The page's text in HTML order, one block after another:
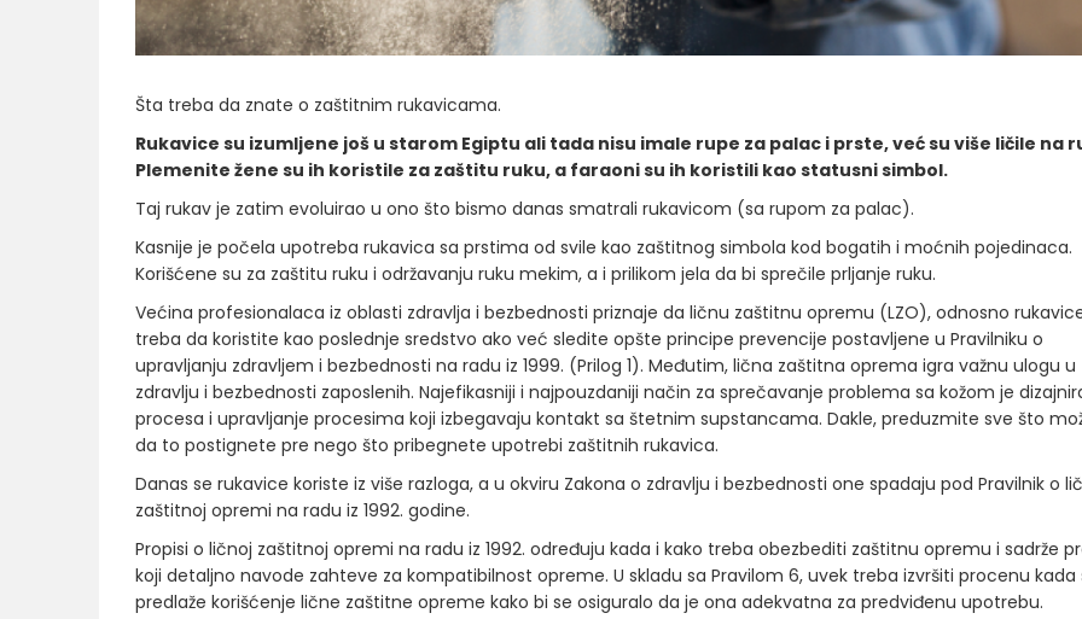
Šta treba da znate o zaštitnim rukavicama.
Rukavice su izumljene još u starom Egiptu ali tada nisu imale rupe za palac i prste, već su više ličile na
Plemenite žene su ih koristile za zaštitu ruku, a faraoni su ih koristili kao statusni simbol.
Taj rukav je zatim evoluirao u ono što bismo danas smatrali rukavicom (sa rupom za palac).
Kasnije je počela upotreba rukavica sa prstima od svile kao zaštitnog simbola kod bogatih i moćnih pojedinaca.
Korišćene su za zaštitu ruku i održavanju ruku mekim, a i prilikom jela da bi sprečile prljanje ruku.
Većina profesionalaca iz oblasti zdravlja i bezbednosti priznaje da ličnu zaštitnu opremu (LZO), odnosno
treba da koristite kao poslednje sredstvo ako već sledite opšte principe prevencije postavljene u Pravilniku o
upravljanju zdravljem i bezbednosti na radu iz 1999. (Prilog 1). Međutim, lična zaštitna oprema igra važnu ulogu u
zdravlju i bezbednosti zaposlenih. Najefikasniji i najpouzdaniji način za sprečavanje problema sa kožom je
procesa i upravljanje procesima koji izbegavaju kontakt sa štetnim supstancama. Dakle, preduzmite sve što
da to postignete pre nego što pribegnete upotrebi zaštitnih rukavica.
Danas se rukavice koriste iz više razloga, a u okviru Zakona o zdravlju i bezbednosti one spadaju pod Pravilnik o
zaštitnoj opremi na radu iz 1992. godine.
Propisi o ličnoj zaštitnoj opremi na radu iz 1992. određuju kada i kako treba obezbediti zaštitnu opremu i sadrže
koji detaljno navode zahteve za kompatibilnost opreme. U skladu sa Pravilom 6, uvek treba izvršiti procenu kada
predlaže korišćenje lične zaštitne opreme kako bi se osiguralo da je ona adekvatna za predviđenu upotrebu.